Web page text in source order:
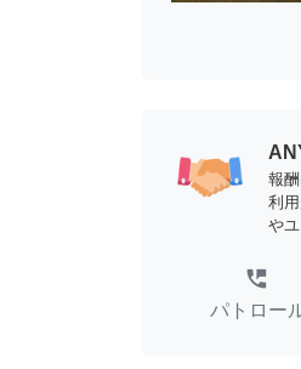
報
利
や
perm_phone_msg
パトロー